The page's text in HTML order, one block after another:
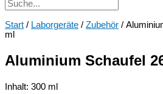
Start / Laborgeräte / Zubehör /
ml
Aluminium Schaufel
Inhalt: 300 ml